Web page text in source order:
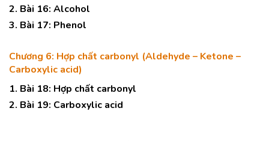
2. Bài 16: Alcohol
3. Bài 17: Phenol
Chương 6: Hợp chất carbonyl (Aldehyde – Ketone –
Carboxylic acid)
1. Bài 18: Hợp chất carbonyl
2. Bài 19: Carboxylic acid